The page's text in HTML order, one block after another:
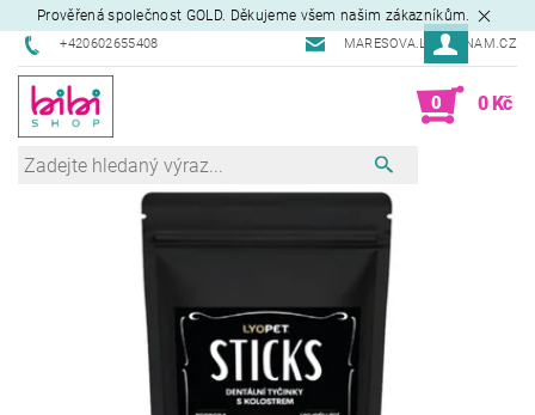
Prověřená společnost GOLD. Děkujeme všem našim zákazníkům.
+420602655408 MARESOVA.L@SEZNAM.CZ
0 0 Kč